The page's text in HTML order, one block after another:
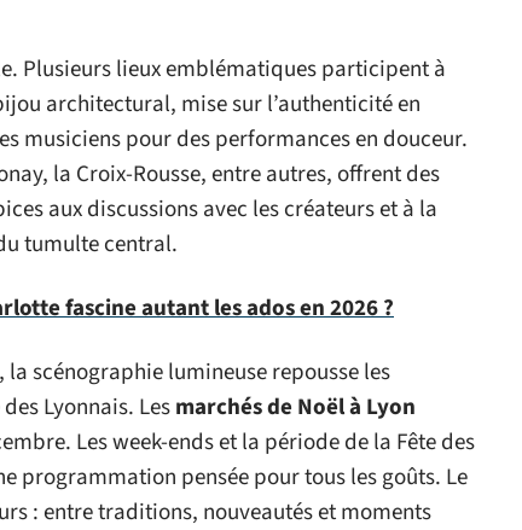
Plusieurs lieux emblématiques participent à
architectural, mise sur l’authenticité en
musiciens pour des performances en douceur.
la Croix-Rousse, entre autres, offrent des
aux discussions avec les créateurs et à la
tumulte central.
fascine autant les ados en 2026 ?
la scénographie lumineuse repousse les
Lyonnais. Lesmarchés de Noël à Lyon
Les week-ends et la période de la Fête des
programmation pensée pour tous les goûts. Le
: entre traditions, nouveautés et moments